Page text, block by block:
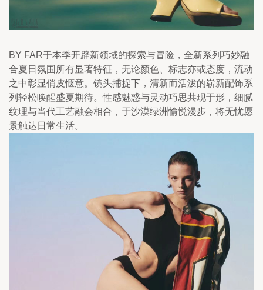
BY FAR于本季开辟新领域的探索与冒险，全新系列巧妙融
合夏日氛围所有显著特征，无论颜色、标志亦或态度，流动
之中彰显俏皮惬意。镜头捕捉下，清新而活泼的崭新配饰系
列轻松唤醒盛夏期待。性感魅惑与灵动巧思共现于形，细腻
纹理与当代工艺融会相合，于沙漠绿洲愉悦漫步，将无忧愿
景触达日常生活。